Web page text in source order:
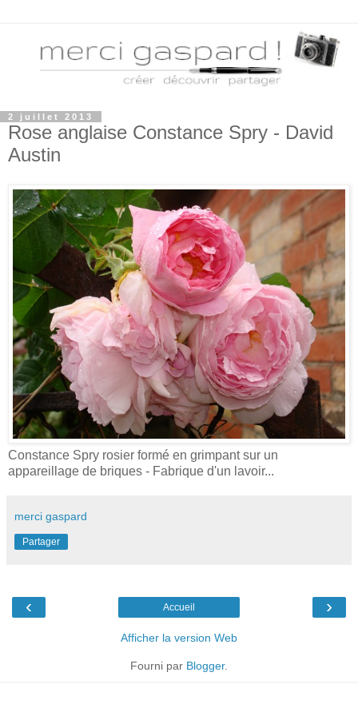
2 juillet 2013
Rose anglaise Constance Spry - David
Austin
Constance Spry rosier formé en grimpant sur un
appareillage de briques - Fabrique d'un lavoir...
merci gaspard
Partager
‹ ›
Accueil
Afficher la version Web
Fourni par Blogger.